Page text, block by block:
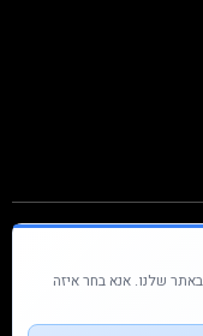
שלנו. אנא בחר איזה